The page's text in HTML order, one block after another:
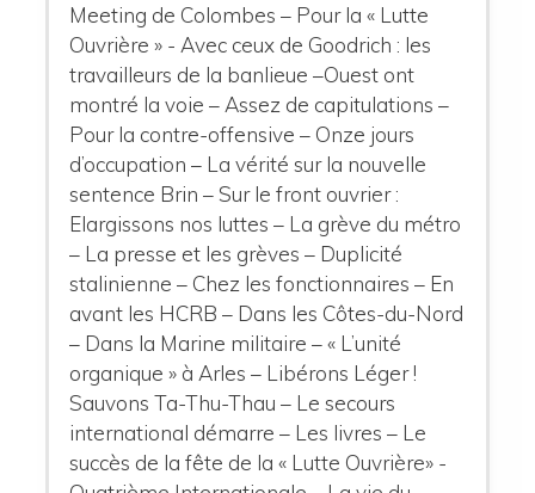
Meeting de Colombes – Pour la « Lutte
Ouvrière » - Avec ceux de Goodrich : les
travailleurs de la banlieue –Ouest ont
montré la voie – Assez de capitulations –
Pour la contre-offensive – Onze jours
d’occupation – La vérité sur la nouvelle
sentence Brin – Sur le front ouvrier :
Elargissons nos luttes – La grève du métro
– La presse et les grèves – Duplicité
stalinienne – Chez les fonctionnaires – En
avant les HCRB – Dans les Côtes-du-Nord
– Dans la Marine militaire – « L’unité
organique » à Arles – Libérons Léger !
Sauvons Ta-Thu-Thau – Le secours
international démarre – Les livres – Le
succès de la fête de la « Lutte Ouvrière» -